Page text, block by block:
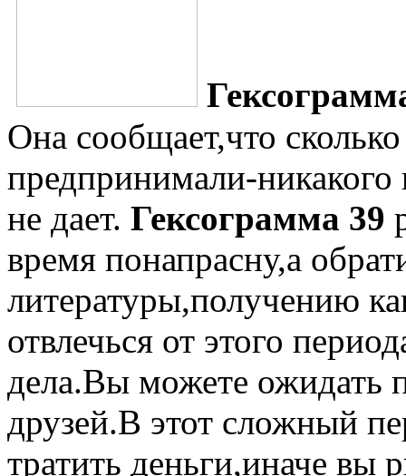
Она сообщает,что
предпринимали-никакого
не дает. Гексограмма 39
время понапрасну,а
литературы,получению
отвлечься от этого
дела.Вы можете ожидать
друзей.В этот сложный
тратить деньги,иначе вы